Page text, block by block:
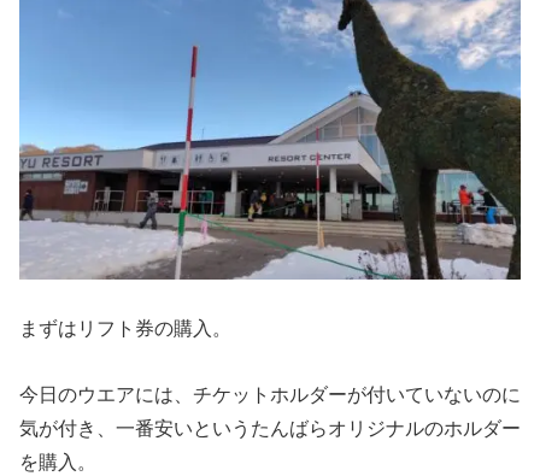
まずはリフト券の購入。
今日のウエアには、チケットホルダーが付いていないのに
気が付き、一番安いというたんばらオリジナルのホルダー
を購入。